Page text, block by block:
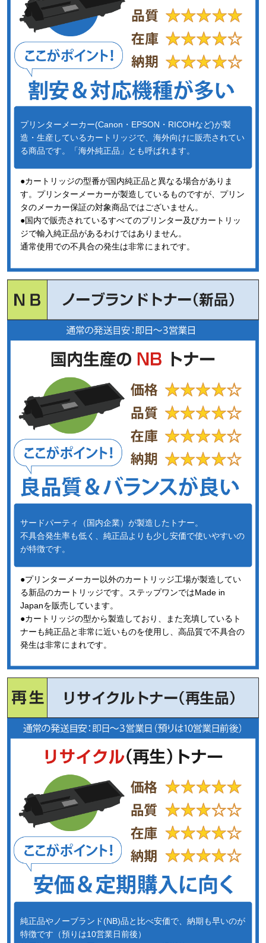
プリンターメーカー(Canon・EPSON・RICOHなど)が製
造・生産しているカートリッジで、海外向けに販売されてい
る商品です。「海外純正品」とも呼ばれます。
●カートリッジの型番が国内純正品と異なる場合がありま
す。プリンターメーカーが製造しているものですが、プリン
タのメーカー保証の対象商品ではございません。
●国内で販売されているすべてのプリンター及びカートリッ
ジで輸入純正品があるわけではありません。
通常使用での不具合の発生は非常にまれです。
サードパーティ（国内企業）が製造したトナー。
不具合発生率も低く、純正品よりも少し安価で使いやすいの
が特徴です。
●プリンターメーカー以外のカートリッジ工場が製造してい
る新品のカートリッジです。ステップワンではMade in
Japanを販売しています。
●カートリッジの型から製造しており、また充填しているト
ナーも純正品と非常に近いものを使用し、高品質で不具合の
発生は非常にまれです。
純正品やノーブランド(NB)品と比べ安価で、納期も早いのが
特徴です（預りは10営業日前後）